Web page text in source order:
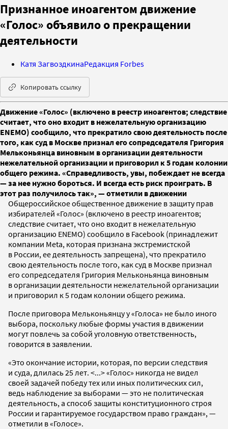
Признанное иноагентом движение
«Голос» объявило о прекращении
деятельности
Катя ЗагвоздкинаРедакция Forbes
Копировать ссылку
Движение «Голос» (включено в реестр иноагентов; следствие
считает, что оно входит в нежелательную организацию
ENEMO) сообщило, что прекратило свою деятельность после
того, как суд в Москве признал его сопредседателя Григория
Мельконьянца виновным в организации деятельности
нежелательной организации и приговорил к 5 годам колонии
общего режима. «Справедливость, увы, побеждает не всегда
— за нее нужно бороться. И всегда есть риск проиграть. В
этот раз получилось так», — отметили в движении
Общероссийское общественное движение в защиту прав
избирателей «Голос» (включено в реестр иноагентов;
следствие считает, что оно входит в нежелательную
организацию ENEMO) сообщило в Facebook (принадлежит
компании Meta, которая признана экстремистской
в России, ее деятельность запрещена), что прекратило
свою деятельность после того, как суд в Москве признал
его сопредседателя Григория Мельконьянца виновным
в организации деятельности нежелательной организации
и приговорил к 5 годам колонии общего режима.
После приговора Мельконьянцу у «Голоса» не было иного
выбора, поскольку любые формы участия в движении
могут повлечь за собой уголовную ответственность,
говорится в заявлении.
«Это окончание истории, которая, по версии следствия
и суда, длилась 25 лет. <...> «Голос» никогда не видел
своей задачей победу тех или иных политических сил,
ведь наблюдение за выборами — это не политическая
деятельность, а способ защиты конституционного строя
России и гарантируемое государством право граждан», —
отметили в «Голосе».